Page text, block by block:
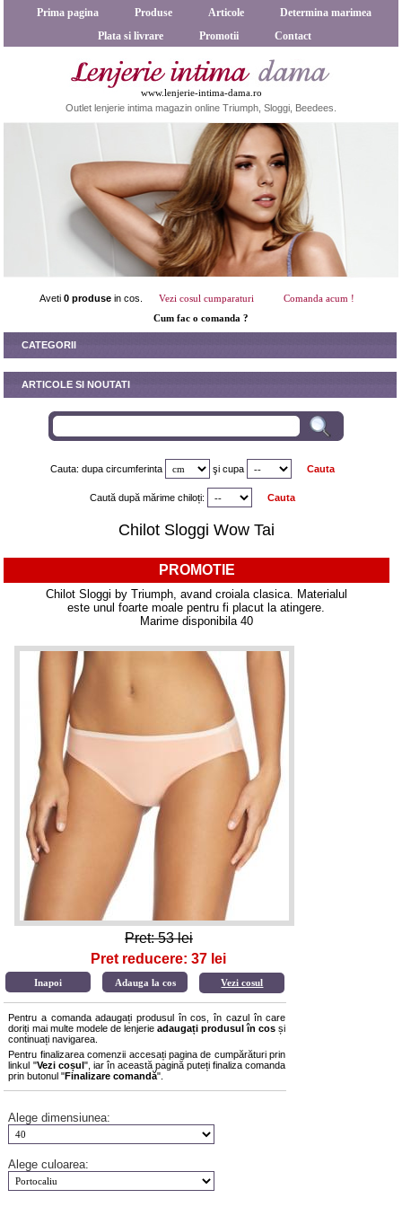
Prima pagina Produse Articole
Determina marimea
Plata si livrare
Promotii Contact
www.lenjerie-intima-dama.ro
Outlet lenjerie intima magazin online Triumph, Sloggi, Beedees.
Aveti 0 produsein cos. Vezi cosul cumparaturi
Comanda acum !
Cum fac o comanda ?
CATEGORII
ARTICOLE SI NOUTATI
Cauta: dupa circumferinta şi cupa
Caută după mărime chiloți:
Chilot Sloggi Wow Tai
PROMOTIE
Chilot Sloggi by Triumph, avand croiala clasica. Materialul
este unul foarte moale pentru fi placut la atingere.
Marime disponibila 40
Pret: 53 lei
Pret reducere: 37 lei
Vezi cosul
Pentru a comanda adaugați produsul în cos, în cazul în care
doriți mai multe modele de lenjerie adaugați produsul în cos și
continuați navigarea.
Pentru finalizarea comenzii accesați pagina de cumpărături prin
linkul "Vezi coșul", iar în această pagină puteți finaliza comanda
prin butonul "Finalizare comandă".
Alege dimensiunea:
Alege culoarea: